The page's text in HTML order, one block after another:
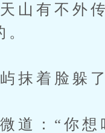
有不外传
着脸躲了
：“你想